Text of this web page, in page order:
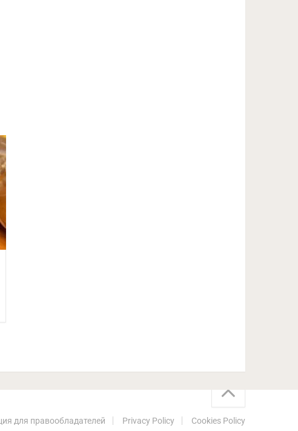
для правообладателей Privacy Policy Cookies Policy